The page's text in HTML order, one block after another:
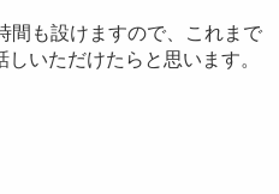
間も設けますので、これまで
いただけたらと思います。